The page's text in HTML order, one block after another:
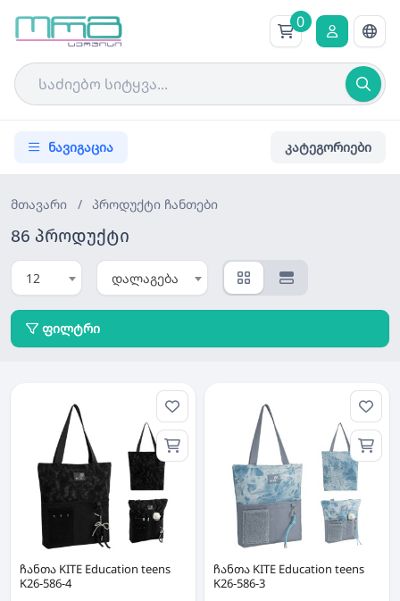
0
ნავიგაცია კატეგორიები
მთავარი / პროდუქტი ჩანთები
86 პროდუქტი
12 დალაგება
ფილტრი
ჩანთა KITE Education teens
K26-586-4
ჩანთა KITE Education teens
K26-586-3